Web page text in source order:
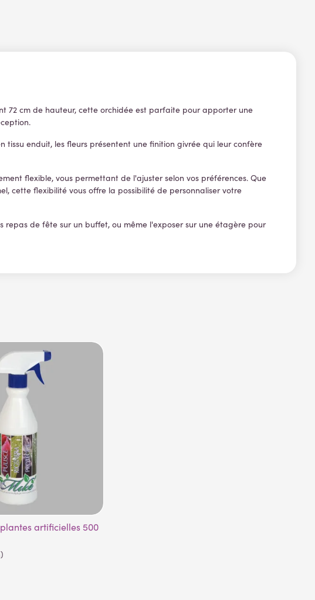
72 cm de hauteur, cette orchidée est parfaite pour apporter une
tissu enduit, les fleurs présentent une finition givrée qui leur confère
flexible, vous permettant de l'ajuster selon vos préférences. Que
cette flexibilité vous offre la possibilité de personnaliser votre
de fête sur un buffet, ou même l'exposer sur une étagère pour